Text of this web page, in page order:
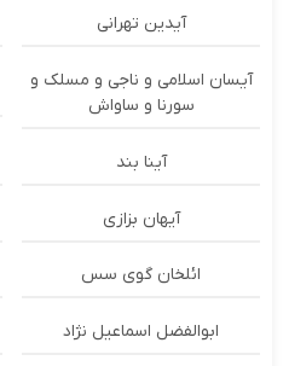
آیدین تهرانی
آیسان اسلامی و ناجی و مسلک و
سورنا و ساواش
آینا بند
آیهان بزازی
ائلخان گوی سس
ابوالفضل اسماعیل نژاد